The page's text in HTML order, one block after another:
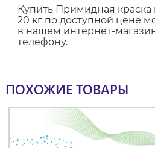
Купить Примидная краска
20 кг по доступной цене
в нашем интернет-
телефону.
ПОХОЖИЕ ТОВАРЫ